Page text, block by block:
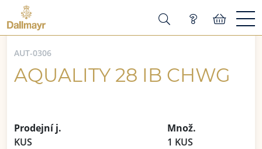
AUT-0306
AQUALITY 28 IB CHWG
Prodejní j.
Množ.
KUS
1 KUS